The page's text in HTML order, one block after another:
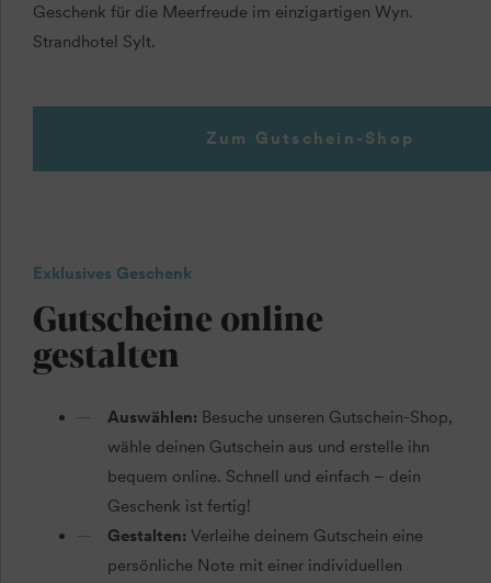
Geschenk für die Meerfreude im einzigartigen Wyn.
Strandhotel Sylt.
Zum Gutschein-Shop
Exklusives Geschenk
Gutscheine online
gestalten
Auswählen: Besuche unseren Gutschein-Shop,
wähle deinen Gutschein aus und erstelle ihn
bequem online. Schnell und einfach – dein
Geschenk ist fertig!
Gestalten: Verleihe deinem Gutschein eine
persönliche Note mit einer individuellen